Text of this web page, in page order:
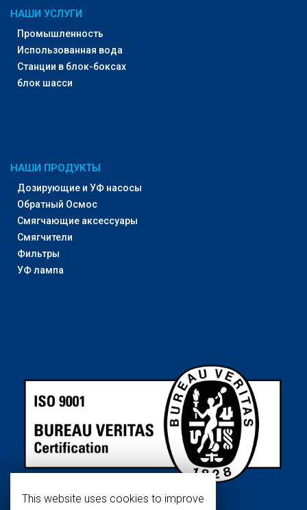
НАШИ УСЛУГИ
Промышленность
Использованная вода
Станции в блок-боксах
блок шасси
НАШИ ПРОДУКТЫ
Дозирующие и УФ насосы
Обратный Осмос
Смягчающие аксессуары
Смягчители
Фильтры
УФ лампа
This website uses cookies to improve